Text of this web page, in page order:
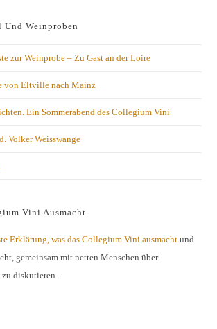
Und Weinproben
zur Weinprobe – Zu Gast an der Loire
von Eltville nach Mainz
Ein Sommerabend des Collegium Vini
Volker Weisswange
Vini Ausmacht
Erklärung, was das Collegium Vini ausmacht und
gemeinsam mit netten Menschen über
zu diskutieren.